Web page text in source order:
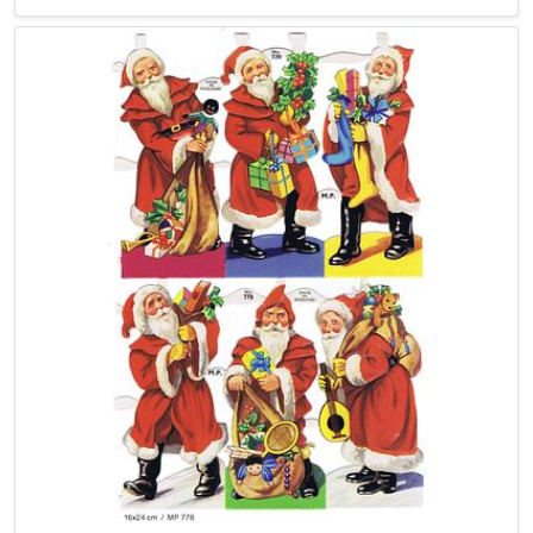
Lillifee - Lillifee
L.v.b.f. - L.v.b.f. (0)
L.v. & cie - Léopold verger & cie (0)
- Lubasch hermann (0)
L.d. & co - L.d. & c0 (1)
- Littauer & boysen (150)
Krüger advent - Krüger (0)
Krüger 99. - Krüger a.f. serie 99 (0)
Krüger 98.- Krüger a. f. serie 98 (4)
Kruger intana 171. - Krüger intana a.f. serie 171
Kriseglans - Kriseglans (0)
K.f.d. & co. - Kfd. & co. (1)
K. & s - K & s (0)
K. & l. - K & l(1)
- Kutzner & berger (2)
- J.n. (0)
Ind.arg. - Industria argentina (3)